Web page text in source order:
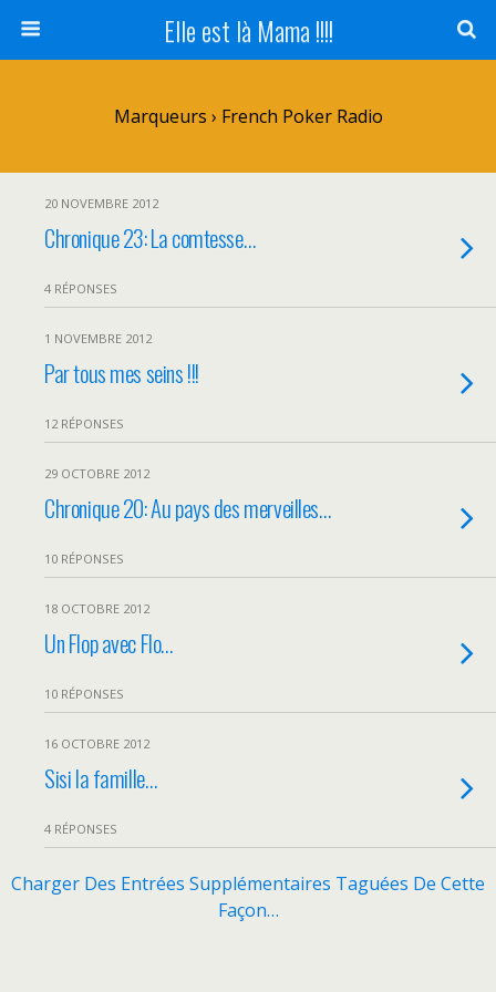
Elle est là Mama !!!!
Marqueurs › French Poker Radio
20 NOVEMBRE 2012
Chronique 23: La comtesse…
4 RÉPONSES
1 NOVEMBRE 2012
Par tous mes seins !!!
12 RÉPONSES
29 OCTOBRE 2012
Chronique 20: Au pays des merveilles…
10 RÉPONSES
18 OCTOBRE 2012
Un Flop avec Flo…
10 RÉPONSES
16 OCTOBRE 2012
Sisi la famille…
4 RÉPONSES
Charger Des Entrées Supplémentaires Taguées De Cette
Façon…